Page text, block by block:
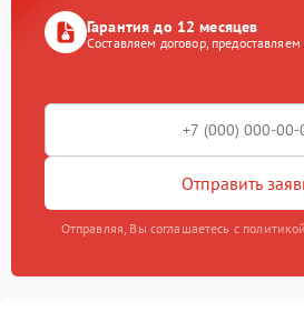
Гарантия до 12 месяцев
Составляем договор,
Отправить
Отправляя, Вы соглашаетесь с